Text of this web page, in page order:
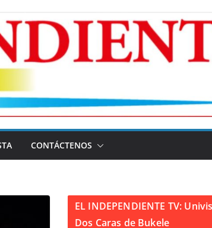
CONTÁCTENOS
EL INDEPENDIENTE TV:
Dos Caras de Bukele